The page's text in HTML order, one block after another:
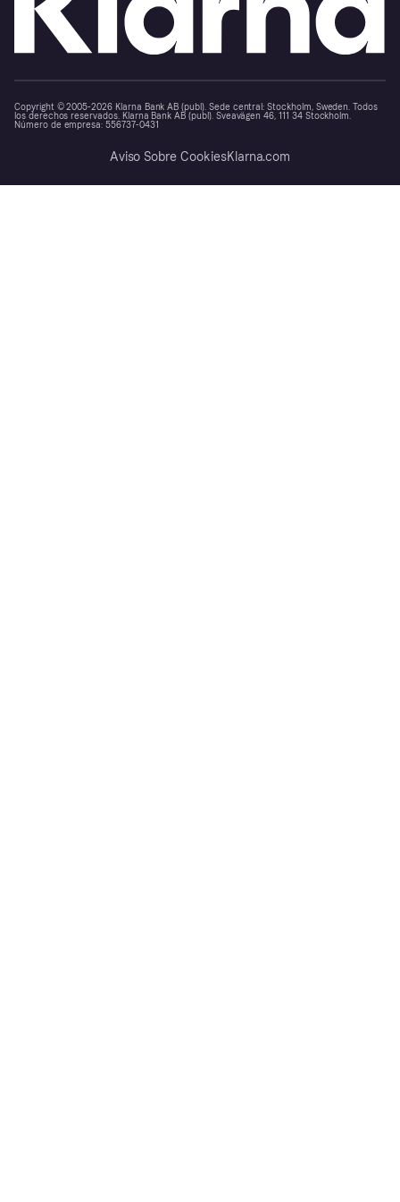
Copyright © 2005-2026 Klarna Bank AB (publ). Sede central: Stockholm, Sweden. Todos
los derechos reservados. Klarna Bank AB (publ). Sveavägen 46, 111 34 Stockholm.
Número de empresa: 556737-0431
Aviso Sobre CookiesKlarna.com